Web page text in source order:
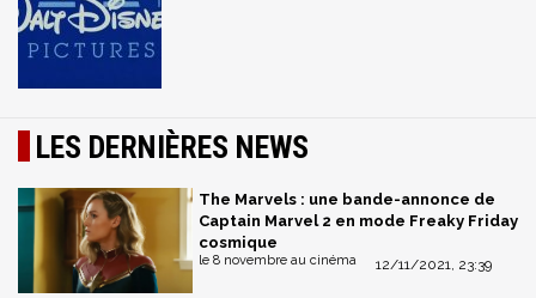
LES DERNIÈRES NEWS
The Marvels : une bande-annonce de
Captain Marvel 2 en mode Freaky Friday
cosmique
12/11/2021, 23:39
le 8 novembre au cinéma